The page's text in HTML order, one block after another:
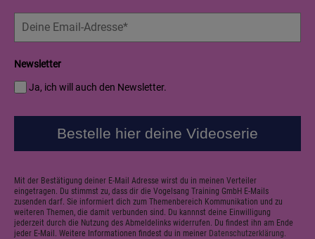
Newsletter
Ja, ich will auch den Newsletter.
Bestelle hier deine Videoserie
Mit der Bestätigung deiner E-Mail Adresse wirst du in meinen Verteiler
eingetragen. Du stimmst zu, dass dir die Vogelsang Training GmbH E-Mails
zusenden darf. Sie informiert dich zum Themenbereich Kommunikation und zu
weiteren Themen, die damit verbunden sind. Du kannnst deine Einwilligung
jederzeit durch die Nutzung des Abmeldelinks widerrufen. Du findest ihn am Ende
jeder E-Mail. Weitere Informationen findest du in meiner Datenschutzerklärung.